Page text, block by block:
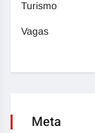
Turismo
Vagas
Meta